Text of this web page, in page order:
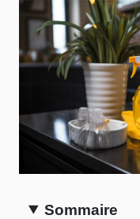
Sommaire